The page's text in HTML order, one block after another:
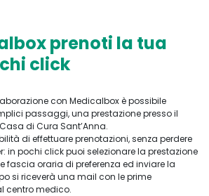
prenoti la tua
click
con Medicalbox è possibile
passaggi, una prestazione presso il
di Cura Sant’Anna.
di effettuare prenotazioni, senza perdere
in pochi click puoi selezionare la prestazione
fascia oraria di preferenza ed inviare la
si riceverà una mail con le prime
centro medico.